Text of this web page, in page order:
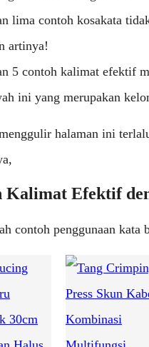
lima contoh kosakata
artinya!
5 contoh kalimat efektif
ini yang merupakan
halaman ini
Kalimat Efektif
contoh penggunaan kata